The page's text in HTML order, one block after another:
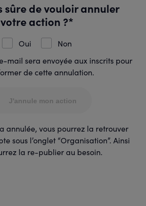
sûre de vouloir annuler
votre action ?*
Oui
Non
mail sera envoyée aux inscrits pour
de cette annulation.
J'annule mon action
annulée, vous pourrez la retrouver
sous l’onglet “Organisation”. Ainsi
la re-publier au besoin.